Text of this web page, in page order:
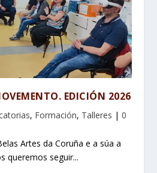
EDICIÓN 2026
, Formación, Talleres |0
Artes da Coruña e a súa a
queremos seguir...